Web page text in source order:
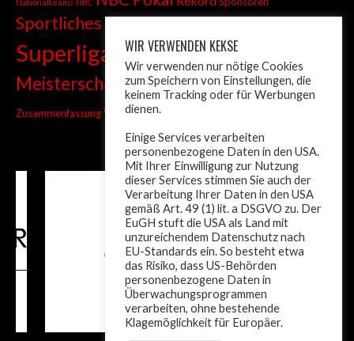
SportlichesSprint
Superliga TandemTiroler Liga
Meisterschaft Trainer Turnier Weltcup wm
Zusammenfassung ÖM Österreich
WIR VERWENDEN KEKSE
Wir verwenden nur nötige Cookies
zum Speichern von Einstellungen, die
keinem Tracking oder für Werbungen
dienen.
Einige Services verarbeiten
personenbezogene Daten in den USA.
Mit Ihrer Einwilligung zur Nutzung
dieser Services stimmen Sie auch der
Verarbeitung Ihrer Daten in den USA
gemäß Art. 49 (1) lit. a DSGVO zu. Der
EuGH stuft die USA als Land mit
unzureichendem Datenschutz nach
EU-Standards ein. So besteht etwa
das Risiko, dass US-Behörden
personenbezogene Daten in
Überwachungsprogrammen
verarbeiten, ohne bestehende
Klagemöglichkeit für Europäer.